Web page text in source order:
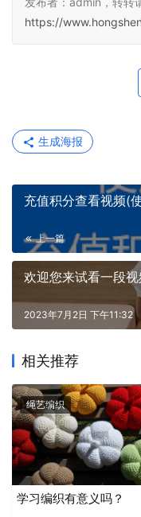
https://
生成海报
充值积分查看视频(
上一篇
欢迎您来试看一段
2023年7月2日 下午11:32
相关推荐
绳艺编织
学习编织有意义吗？